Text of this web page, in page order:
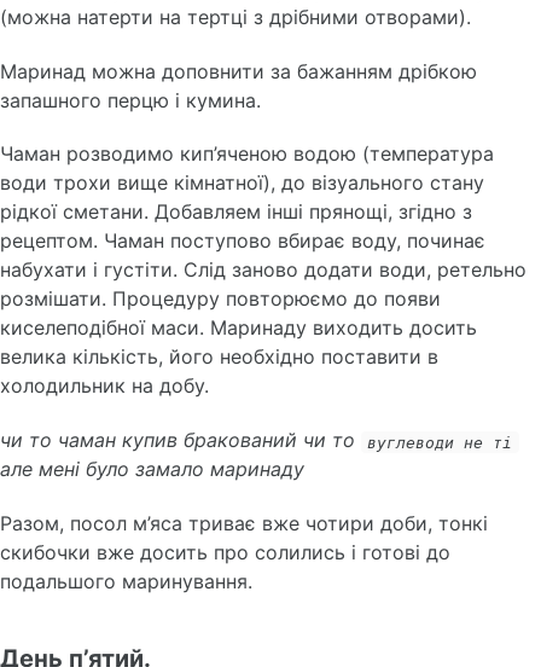
(можна натерти на тертці з дрібними отворами).
Маринад можна доповнити за бажанням дрібкою
запашного перцю і кумина.
Чаман розводимо кип’яченою водою (температура
води трохи вище кімнатної), до візуального стану
рідкої сметани. Добавляем інші прянощі, згідно з
рецептом. Чаман поступово вбирає воду, починає
набухати і густіти. Слід заново додати води, ретельно
розмішати. Процедуру повторюємо до появи
киселеподібної маси. Маринаду виходить досить
велика кількість, його необхідно поставити в
холодильник на добу.
чи то чаман купив бракований чи то вуглеводи не ті
але мені було замало маринаду
Разом, посол м’яса триває вже чотири доби, тонкі
скибочки вже досить про солились і готові до
подальшого маринування.
День п’ятий.